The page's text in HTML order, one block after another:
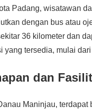
Padang, wisatawan
dengan bus atau
36 kilometer dan
yang tersedia, mulai
dan
Maninjau,